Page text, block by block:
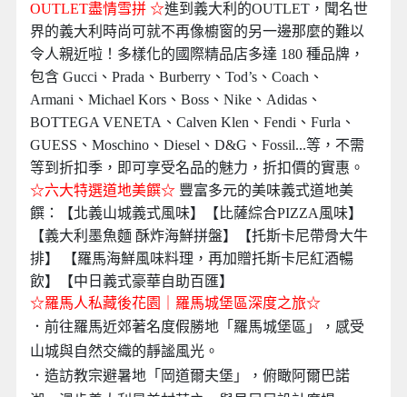
OUTLET盡情雪拼 ☆進到義大利的OUTLET，聞名世
界的義大利時尚可就不再像櫥窗的另一邊那麼的難以
令人親近啦！多樣化的國際精品店多達 180 種品牌，
包含 Gucci、Prada、Burberry、Tod’s、Coach、
Armani、Michael Kors、Boss、Nike、Adidas、
BOTTEGA VENETA、Calven Klen、Fendi、Furla、
GUESS、Moschino、Diesel、D&G、Fossil...等，不需
等到折扣季，即可享受名品的魅力，折扣價的實惠。
☆六大特選道地美饌☆ 豐富多元的美味義式道地美
饌：
【北義山城義式風味】【比薩綜合PIZZA風味】
【義大利墨魚麵 酥炸海鮮拼盤】
【托斯卡尼帶骨大牛
排】
【羅馬海鮮風味料理，再加贈托斯卡尼紅酒暢
飲】
【中日義式豪華自助百匯】
☆羅馬人私藏後花園｜羅馬城堡區深度之旅☆
．前往羅馬近郊著名度假勝地「羅馬城堡區」，感受
山城與自然交織的靜謐風光。
．造訪教宗避暑地「岡道爾夫堡」，俯瞰阿爾巴諾